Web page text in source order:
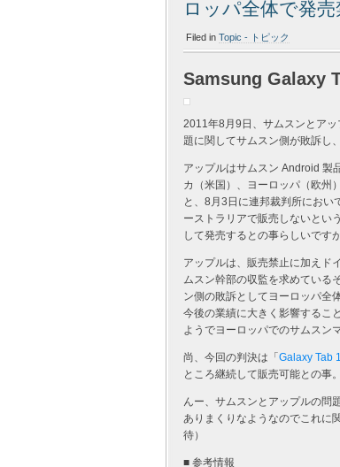
ロッパ全体で発
Filed in Topic - トピック
Samsung Galaxy
2011年8月9日、サムスンとア
題に関してサムスン側が敗訴し
アップルはサムスン Android 製
カ（米国）、ヨーロッパ（欧州
と、8月3日に連邦裁判所におい
ーストラリアで販売しないとい
して発売するとの事らしいです
アップルは、販売禁止に加えド
ムスン幹部の収監を求めている
ン側の敗訴としてヨーロッパ全
今後の業績に大きく影響するこ
ようでヨーロッパでのサムスン
尚、今回の判決は「 Galaxy Tab
ところ継続して販売可能との事。
んー、サムスンとアップルの問
ありまくりなようなのでこれに
待）
■ 参考情報